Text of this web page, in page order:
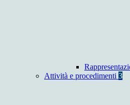
Attività e procedimenti 3